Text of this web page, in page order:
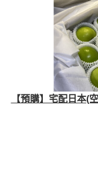
【預購】宅配日本(